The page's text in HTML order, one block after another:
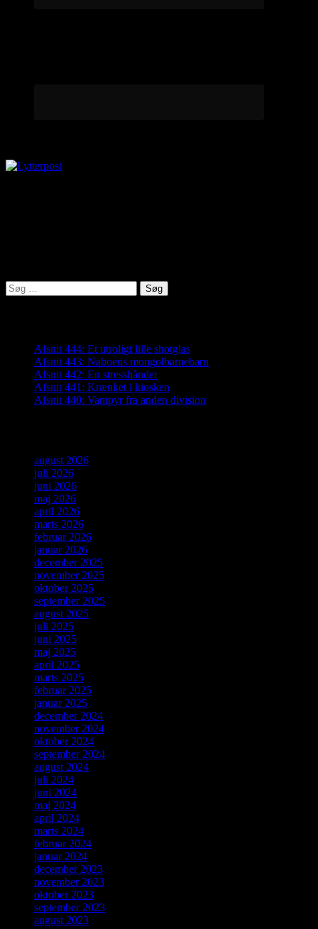
Søg
efter:
Afsnit 444: Et utroligt lille shotglas
Afsnit 443: Naboens mongolbarnebarn
Afsnit 442: En stresshånder
Afsnit 441: Krænket i kiosken
Afsnit 440: Vampyr fra anden division
august 2026
juli 2026
juni 2026
maj 2026
april 2026
marts 2026
februar 2026
januar 2026
december 2025
november 2025
oktober 2025
september 2025
august 2025
juli 2025
juni 2025
maj 2025
april 2025
marts 2025
februar 2025
januar 2025
december 2024
november 2024
oktober 2024
september 2024
august 2024
juli 2024
juni 2024
maj 2024
april 2024
marts 2024
februar 2024
januar 2024
december 2023
november 2023
oktober 2023
september 2023
august 2023